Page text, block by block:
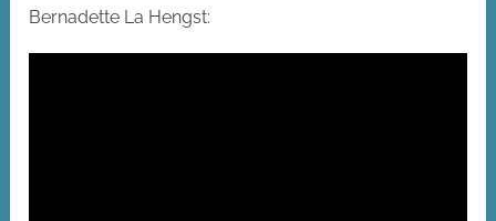
Bernadette La Hengst: